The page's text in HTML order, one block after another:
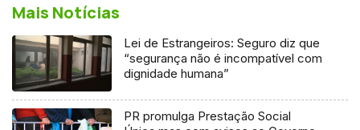
Mais Notícias
Lei de Estrangeiros: Seguro diz que
“segurança não é incompatível com
dignidade humana”
PR promulga Prestação Social